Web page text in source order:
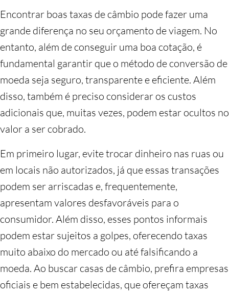
Encontrar boas taxas de câmbio pode fazer uma
grande diferença no seu orçamento de viagem. No
entanto, além de conseguir uma boa cotação, é
fundamental garantir que o método de conversão de
moeda seja seguro, transparente e eficiente. Além
disso, também é preciso considerar os custos
adicionais que, muitas vezes, podem estar ocultos no
valor a ser cobrado.
Em primeiro lugar, evite trocar dinheiro nas ruas ou
em locais não autorizados, já que essas transações
podem ser arriscadas e, frequentemente,
apresentam valores desfavoráveis para o
consumidor. Além disso, esses pontos informais
podem estar sujeitos a golpes, oferecendo taxas
muito abaixo do mercado ou até falsificando a
moeda. Ao buscar casas de câmbio, prefira empresas
oficiais e bem estabelecidas, que ofereçam taxas